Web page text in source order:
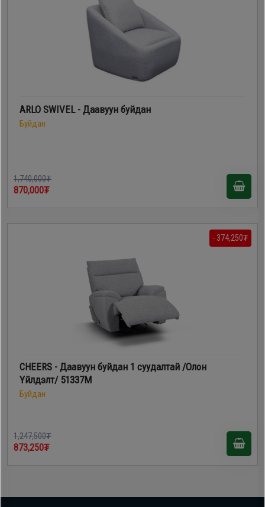
ARLO SWIVEL - Даавуун буйдан
Буйдан
1,740,000₮
870,000₮
- 374,250₮
CHEERS - Даавуун буйдан 1 суудалтай /Олон
Үйлдэлт/ 51337M
Буйдан
1,247,500₮
873,250₮